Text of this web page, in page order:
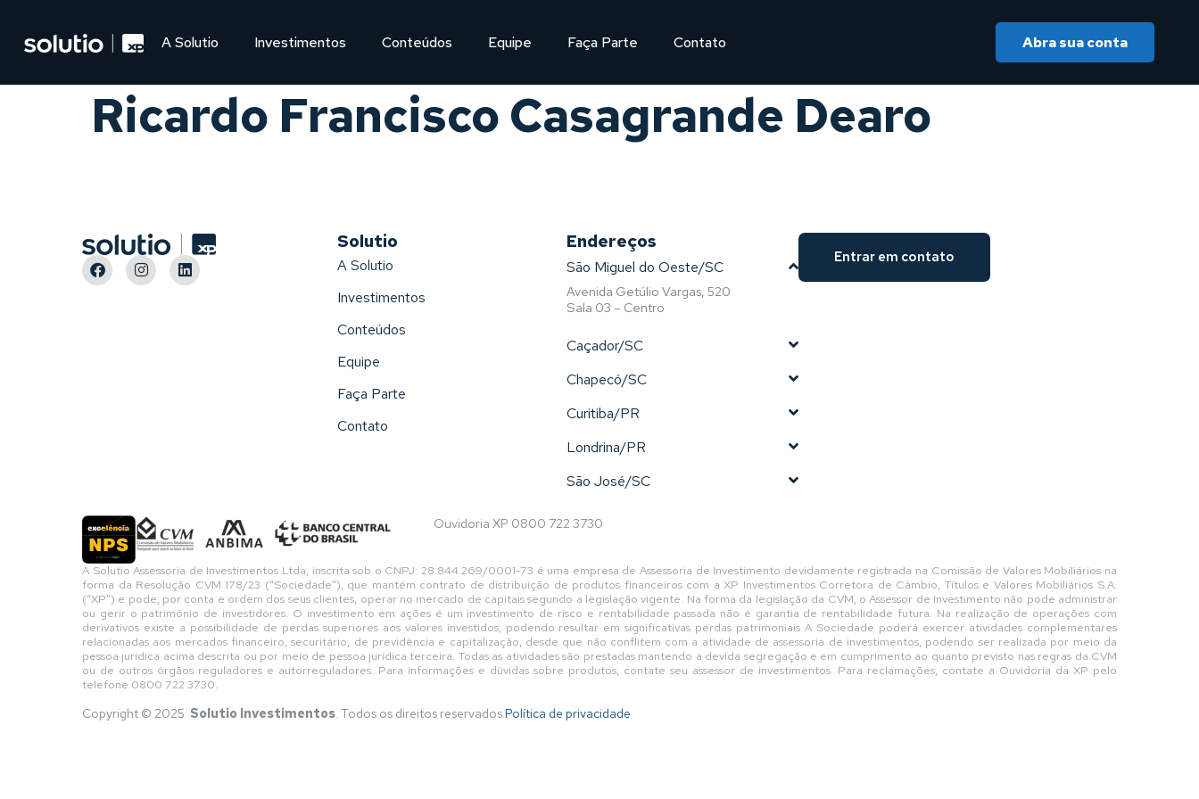
A Solutio Investimentos Conteúdos Equipe Faça Parte Contato Abra sua conta
Ricardo Francisco Casagrande Dearo
Solutio
A Solutio
Investimentos
Conteúdos
Equipe
Faça Parte
Contato
Endereços
São Miguel do Oeste/SC
Avenida Getúlio Vargas, 520
Sala 03 – Centro
Caçador/SC
Chapecó/SC
Curitiba/PR
Londrina/PR
São José/SC
Entrar em contato
Ouvidoria XP 0800 722 3730
A Solutio Assessoria de Investimentos Ltda, inscrita sob o CNPJ: 28.844.269/0001-73 é uma empresa de Assessoria de Investimento devidamente registrada na Comissão de Valores Mobiliários na
forma da Resolução CVM 178/23 (“Sociedade”), que mantém contrato de distribuição de produtos financeiros com a XP Investimentos Corretora de Câmbio, Títulos e Valores Mobiliários S.A.
(“XP”) e pode, por conta e ordem dos seus clientes, operar no mercado de capitais segundo a legislação vigente. Na forma da legislação da CVM, o Assessor de Investimento não pode administrar
ou gerir o patrimônio de investidores. O investimento em ações é um investimento de risco e rentabilidade passada não é garantia de rentabilidade futura. Na realização de operações com
derivativos existe a possibilidade de perdas superiores aos valores investidos, podendo resultar em significativas perdas patrimoniais A Sociedade poderá exercer atividades complementares
relacionadas aos mercados financeiro, securitário, de previdência e capitalização, desde que não conflitem com a atividade de assessoria de investimentos, podendo ser realizada por meio da
pessoa jurídica acima descrita ou por meio de pessoa jurídica terceira. Todas as atividades são prestadas mantendo a devida segregação e em cumprimento ao quanto previsto nas regras da CVM
ou de outros órgãos reguladores e autorreguladores. Para informações e dúvidas sobre produtos, contate seu assessor de investimentos. Para reclamações, contate a Ouvidoria da XP pelo
telefone 0800 722 3730.
Copyright © 2025 Solutio Investimentos. Todos os direitos reservados.Política de privacidade